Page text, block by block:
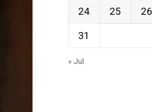
24 25 26
31
« Jul